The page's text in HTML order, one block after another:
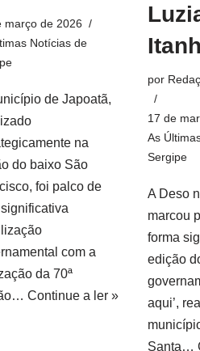
março de 2026
Notícias de
de Japoatã,
na
do baixo São
foi palco de
com a
da 70ª
Continue a ler »
por
17 de
As
Sergipe
A Deso
marcou
forma
edição
aqui’,
Santa…